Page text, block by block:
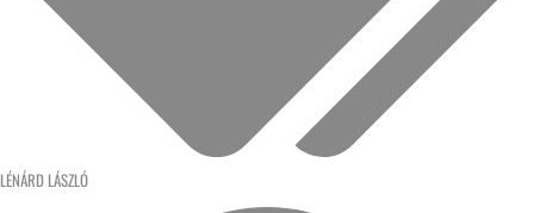
LÉNÁRD LÁSZLÓ